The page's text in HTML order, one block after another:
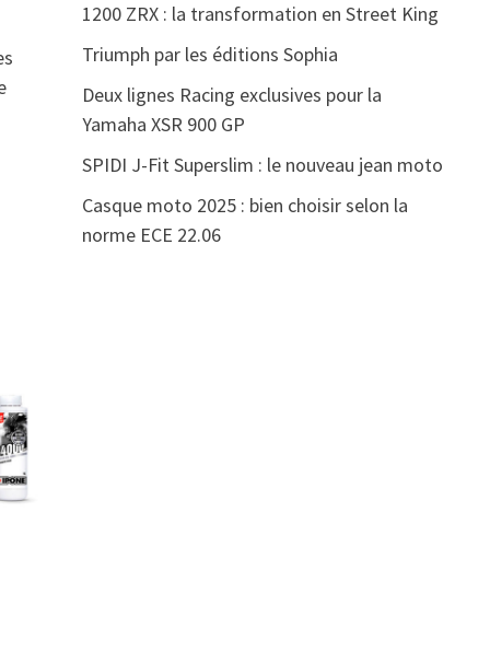
1200 ZRX : la transformation en Street King
Triumph par les éditions Sophia
Deux lignes Racing exclusives pour la
Yamaha XSR 900 GP
SPIDI J-Fit Superslim : le nouveau jean moto
Casque moto 2025 : bien choisir selon la
norme ECE 22.06